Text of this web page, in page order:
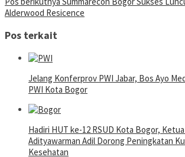
Alderwood Resicence
Pos terkait
Jelang Konferprov PWI Jabar, Bos Ayo
PWI Kota Bogor
Hadiri HUT ke-12 RSUD Kota Bogor,
Adityawarman Adil Dorong Peningkatan
Kesehatan